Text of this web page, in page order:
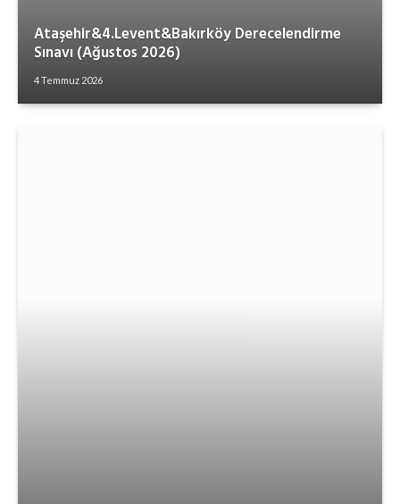
Ataşehir&4.Levent&Bakırköy Derecelendirme
Sınavı (Ağustos 2026)
4 Temmuz 2026